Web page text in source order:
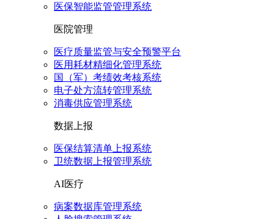
医保智能监管管理系统
医院管理
医疗质量监管与安全预警平台
医用耗材精细化管理系统
国（军）考绩效考核系统
电子处方流转管理系统
消毒供应管理系统
数据上报
医保结算清单上报系统
卫统数据上报管理系统
AI医疗
病案数据库管理系统